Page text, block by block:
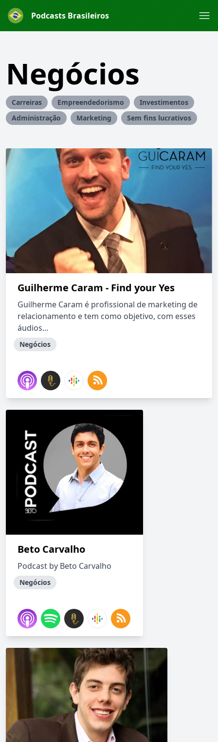
Podcasts Brasileiros
Negócios
Carreiras Empreendedorismo
Investimentos
Administração
Marketing Sem fins lucrativos
Guilherme Caram - Find your Yes
Guilherme Caram é profissional de marketing de
relacionamento e tem como objetivo, com esses
áudios...
Negócios
Beto Carvalho
Podcast by Beto Carvalho
Negócios